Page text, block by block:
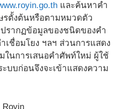
และค้นหาคำ
รตั้งต้นหรือตามหมวดตัว
รากฏข้อมูลของชนิดของคำ
ชื่อมโยง ฯลฯ ส่วนการแสดง
นการเสนอคำศัพท์ใหม่ ผู้ใช้
บบก่อนจึงจะเข้าแสดงความ